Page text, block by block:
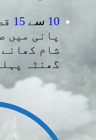
10 سے 15
پانی میں
شام
گھنٹہ